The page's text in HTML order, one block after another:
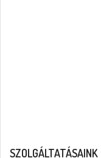
SZOLGÁLTATÁSAINK